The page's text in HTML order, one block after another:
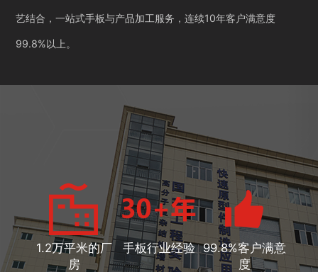
艺结合，一站式手板与产品加工服务，连续10年客户满意度
99.8%以上。
1.2万平米的厂
房
手板行业经验 99.8%客户满意
度